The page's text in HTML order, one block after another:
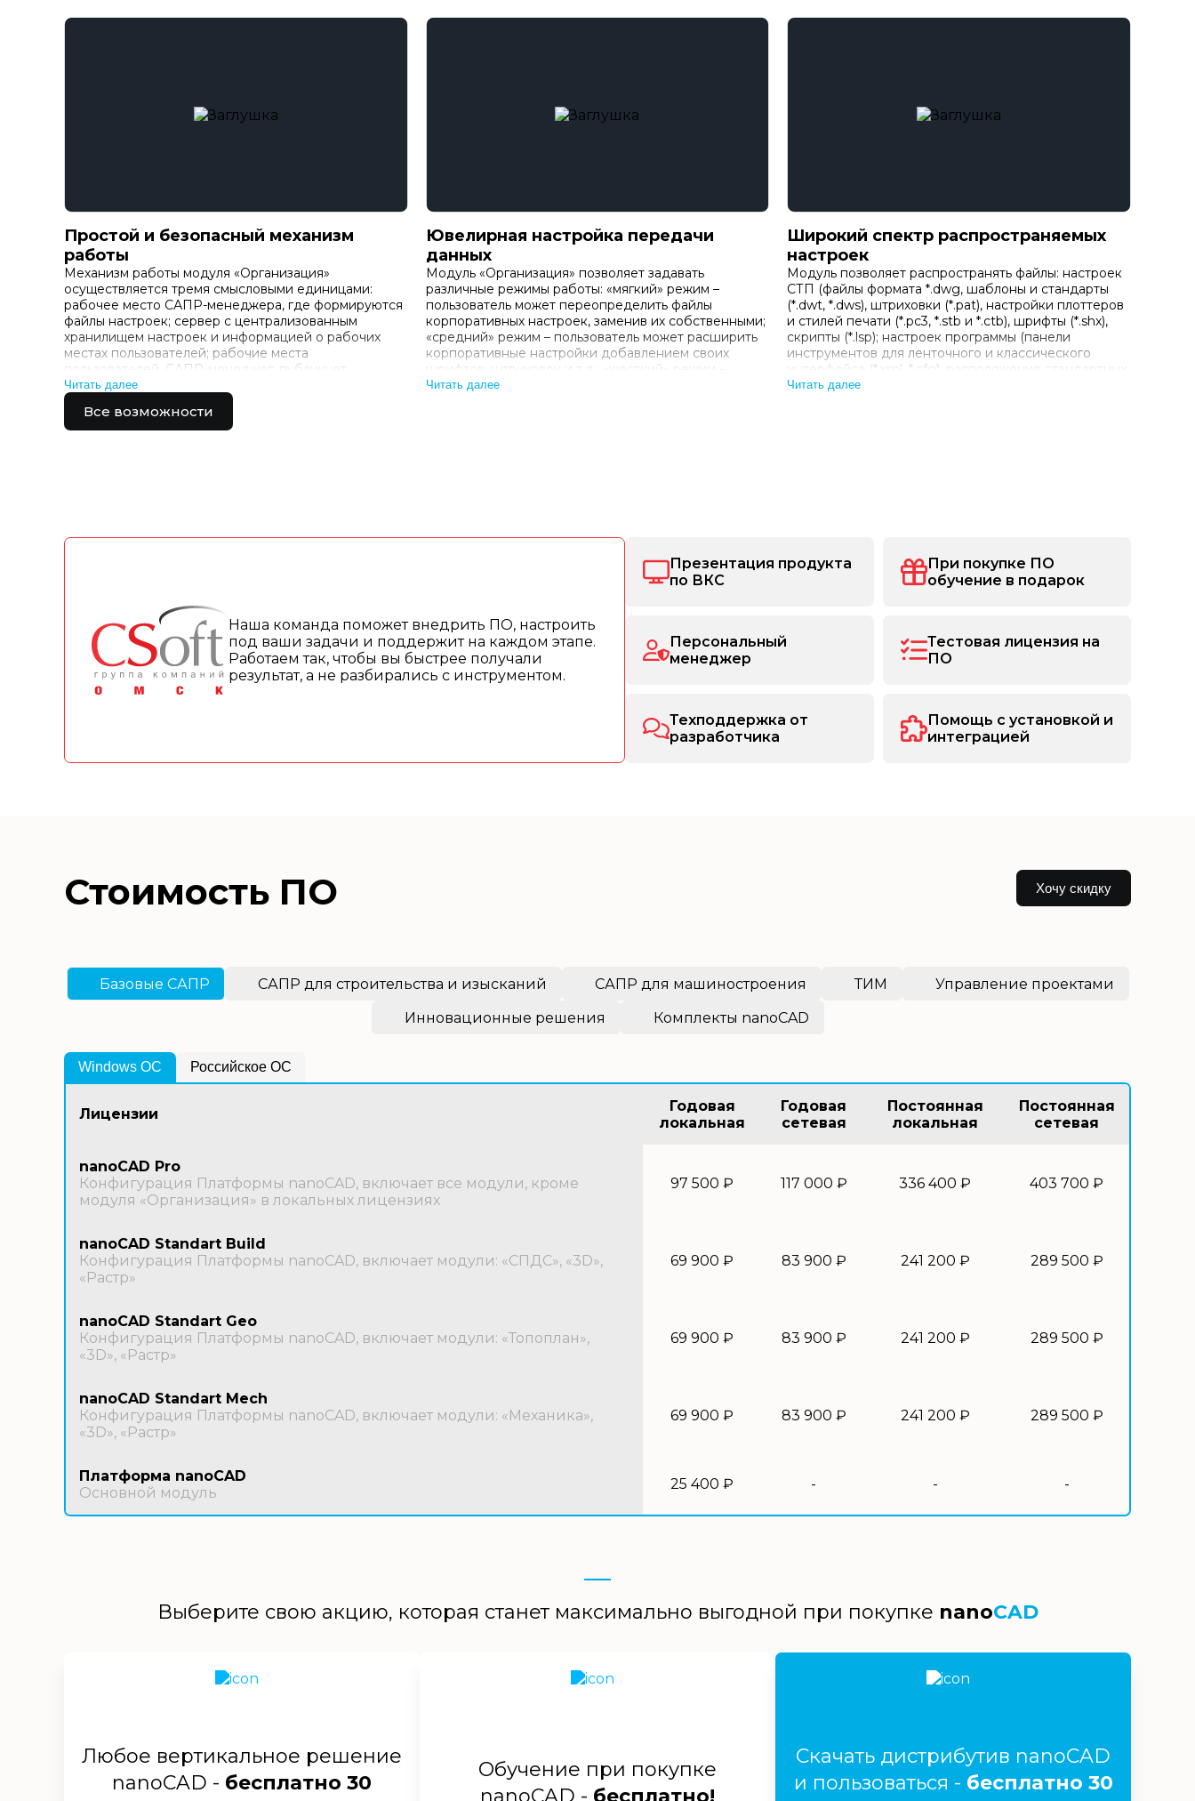
Простой и безопасный механизм
работы
Механизм работы модуля «Организация»
осуществляется тремя смысловыми единицами:
рабочее место САПР-менеджера, где формируются
файлы настроек; сервер с централизованным
хранилищем настроек и информацией о рабочих
местах пользователей; рабочие места
пользователей. САПР-менеджер публикует
настройки на сервере организации в папке с
доступом по FTP-протоколу. Использование FTP
позволяет закрыт…
Читать далее
Ювелирная настройка передачи
данных
Модуль «Организация» позволяет задавать
различные режимы работы: «мягкий» режим –
пользователь может переопределить файлы
корпоративных настроек, заменив их собственными;
«средний» режим – пользователь может расширить
корпоративные настройки добавлением своих
шрифтов, штриховок и т.д.; «жесткий» режим –
пользователь может использовать только файлы,
Читать далее
Широкий спектр распространяемых
настроек
Модуль позволяет распространять файлы: настроек
СТП (файлы формата *.dwg, шаблоны и стандарты
(*.dwt, *.dws), штриховки (*.pat), настройки плоттеров
и стилей печати (*.pc3, *.stb и *.ctb), шрифты (*.shx),
скрипты (*.lsp); настроек программы (панели
инструментов для ленточного и классического
интерфейса (*.xml, *.cfg), расположение стандартных
папок, настройки видеографики и т.д.); настроек об…
Читать далее
Все возможности
Наша команда поможет внедрить ПО, настроить
под ваши задачи и поддержит на каждом этапе.
Работаем так, чтобы вы быстрее получали
результат, а не разбирались с инструментом.
Презентация продукта
по ВКС
При покупке ПО
обучение в подарок
Персональный
менеджер
Тестовая лицензия на
ПО
Техподдержка от
разработчика
Помощь с установкой и
интеграцией
Стоимость ПО Хочу скидку
Базовые САПР САПР для строительства и изысканий САПР для машиностроения ТИМ
Управление проектами
Инновационные решения
Комплекты nanoCAD
Windows OС Российское ОС
Лицензии
Годовая
локальная
Годовая
сетевая
Постоянная
локальная
Постоянная
сетевая
nanoCAD Pro
Конфигурация Платформы nanoCAD, включает все модули, кроме
модуля «Организация» в локальных лицензиях
97 500 ₽ 117 000 ₽ 336 400 ₽ 403 700 ₽
nanoCAD Standart Build
Конфигурация Платформы nanoCAD, включает модули: «СПДС», «3D»,
«Растр»
69 900 ₽ 83 900 ₽ 241 200 ₽ 289 500 ₽
nanoCAD Standart Geo
Конфигурация Платформы nanoCAD, включает модули: «Топоплан»,
«3D», «Растр»
69 900 ₽ 83 900 ₽ 241 200 ₽ 289 500 ₽
nanoCAD Standart Mech
Конфигурация Платформы nanoCAD, включает модули: «Механика»,
«3D», «Растр»
69 900 ₽ 83 900 ₽ 241 200 ₽ 289 500 ₽
Платформа nanoCAD
Основной модуль
25 400 ₽ - - -
Выберите свою акцию, которая станет максимально выгодной при покупке nanoCAD
Любое вертикальное решение
nanoCAD - бесплатно 30
Обучение при покупке
nanoCAD - бесплатно!
Скачать дистрибутив nanoCAD
и пользоваться - бесплатно 30